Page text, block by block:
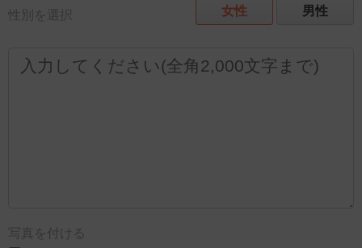
性別を選択 女性 男性
写真を付ける